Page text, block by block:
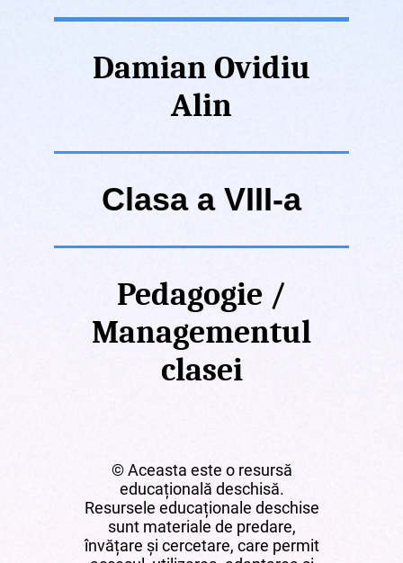
Damian Ovidiu
Alin
Clasa a VIII-a
Pedagogie /
Managementul
clasei
© Aceasta este o resursă
educațională deschisă.
Resursele educaționale deschise
sunt materiale de predare,
învățare și cercetare, care permit